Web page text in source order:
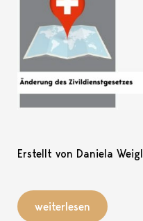
Erstellt von Daniela Weigl
weiterlesen